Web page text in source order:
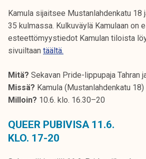
t
a
Kamula sijaitsee Mustanlahdenkatu 18
35 kulmassa. Kulkuväylä Kamulaan on
esteettömyystiedot Kamulan tiloista
sivuiltaan täältä.
Mitä? Sekavan Pride-lippupaja Tahran
Missä? Kamula (Mustanlahdenkatu 18)
Milloin? 10.6. klo. 16.30–20
QUEER PUBIVISA 11.6.
KLO. 17-20